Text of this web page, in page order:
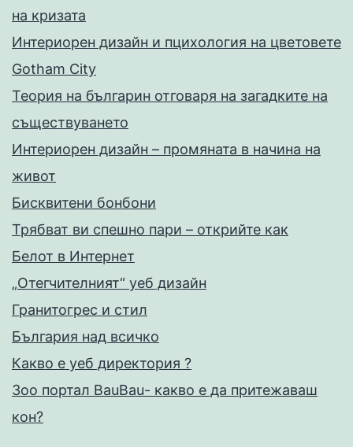
на кризата
Интериорен дизайн и пцихология на цветовете
Gotham City
Теория на българин отговаря на загадките на
съществуването
Интериорен дизайн – промяната в начина на
живот
Бисквитени бонбони
Трябват ви спешно пари – открийте как
Белот в Интернет
„Отегчителният“ уеб дизайн
Гранитогрес и стил
България над всичко
Какво е уеб директория ?
Зоо портал BauBau- какво е да притежаваш
кон?